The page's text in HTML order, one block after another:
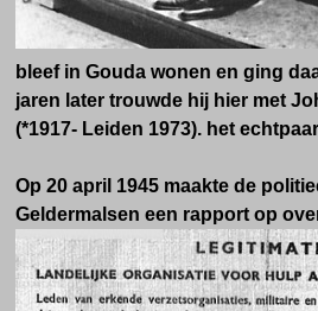
bleef in Gouda wonen en ging
jaren later trouwde hij hier met
(*1917- Leiden 1973). het
Op 20 april 1945 maakte de
Geldermalsen een rapport op